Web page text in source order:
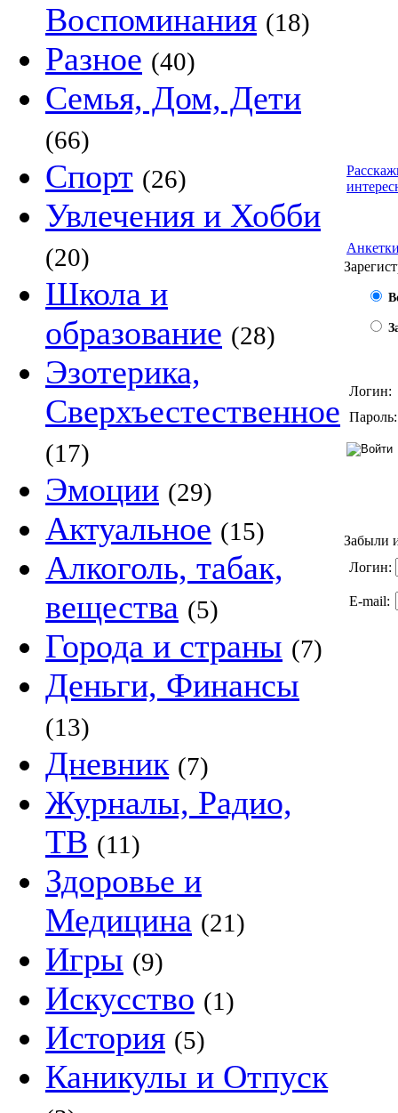
Воспоминания (18)
Разное (40)
Семья, Дом, Дети
(66)
Спорт (26)
Увлечения и Хобби
(20)
Школа и
образование (28)
Эзотерика,
Сверхъестественное
(17)
Эмоции (29)
Актуальное (15)
Алкоголь, табак,
вещества (5)
Города и страны (7)
Деньги, Финансы
(13)
Дневник (7)
Журналы, Радио,
ТВ (11)
Здоровье и
Медицина (21)
Игры (9)
Искусство (1)
История (5)
Каникулы и Отпуск
Логин:
Пароль:
Забыли
Логин:
E-mail: